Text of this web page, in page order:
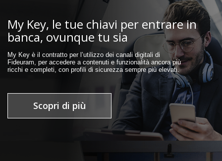
My Key, le tue chiavi per entrare in
banca, ovunque tu sia
My Key è il contratto per l’utilizzo dei canali digitali di
Fideuram, per accedere a contenuti e funzionalità ancora più
ricchi e completi, con profili di sicurezza sempre più elevati.
Scopri di più